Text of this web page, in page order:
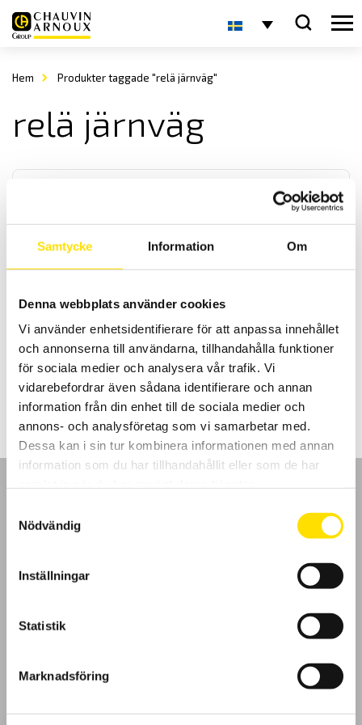
Samtycke Information Om
Denna webbplats använder cookies
Vi använder enhetsidentifierare för att anpassa innehållet
och annonserna till användarna, tillhandahålla funktioner
för sociala medier och analysera vår trafik. Vi
vidarebefordrar även sådana identifierare och annan
information från din enhet till de sociala medier och
annons- och analysföretag som vi samarbetar med.
Dessa kan i sin tur kombinera informationen med annan
information som du har tillhandahållit eller som de har
Nödvändig
Inställningar
Statistik
Marknadsföring
Hem Produkter taggade "relä järnväg"
relä järnväg
till fast- och rullande järnvägsmaterial samt för
LÄS MER
Kundundersökning